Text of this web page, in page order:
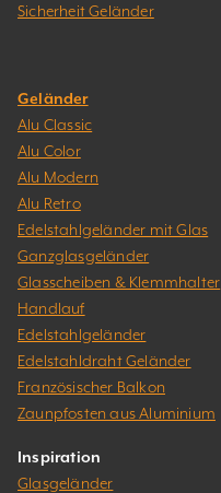
Sicherheit Geländer
Geländer
Alu Classic
Alu Color
Alu Modern
Alu Retro
Edelstahlgeländer mit Glas
Ganzglasgeländer
Glasscheiben & Klemmhalter
Handlauf
Edelstahlgeländer
Edelstahldraht Geländer
Französischer Balkon
Zaunpfosten aus Aluminium
Inspiration
Glasgeländer